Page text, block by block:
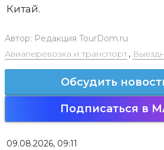
Китай.
Автор: Редакция TourDom.ru
Авиаперевозка и транспорт,
Обсудить
Подписаться в
09.08.2026, 09:11